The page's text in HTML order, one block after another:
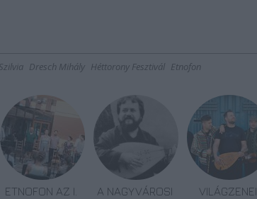
Dresch Mihály Héttorony Fesztivál Etnofon
ETNOFON AZ I.
A NAGYVÁROSI
VILÁGZENEI